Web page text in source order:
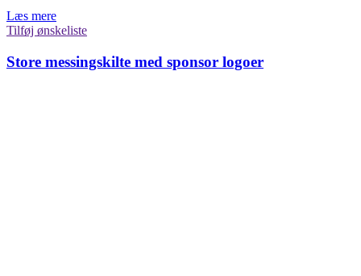
Læs mere
Tilføj ønskeliste
Store messingskilte med sponsor logoer